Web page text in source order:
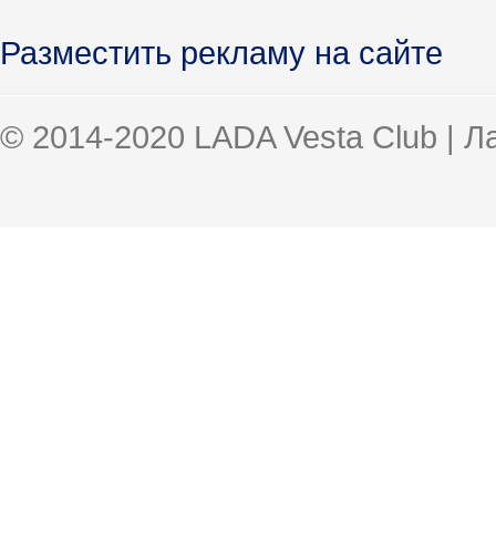
Разместить рекламу на сайте
© 2014-2020 LADA Vesta Club |